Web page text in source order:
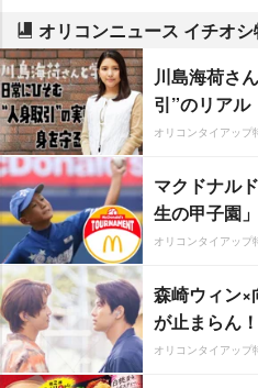
オリコンニュース イチオ
川島海荷さ
引”のリアル
オリコンタイアップ
マクドナル
生の甲子園」
オリコンタイアップ
森崎ウィン×
が止まらん！
オリコンタイアップ